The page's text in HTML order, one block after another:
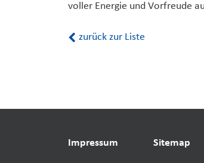
voller Energie und Vorfreude
zurück zur Liste
Impressum Sitemap